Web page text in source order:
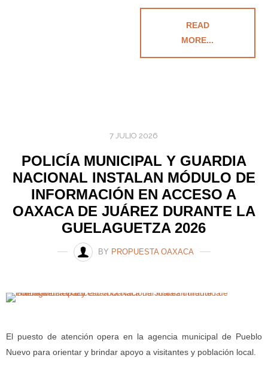
READ
MORE...
7 JULIO 2026
POLICÍA MUNICIPAL Y GUARDIA
NACIONAL INSTALAN MÓDULO DE
INFORMACIÓN EN ACCESO A
OAXACA DE JUÁREZ DURANTE LA
GUELAGUETZA 2026
BY PROPUESTA OAXACA
El puesto de atención opera en la agencia municipal de Pueblo
Nuevo para orientar y brindar apoyo a visitantes y población local.